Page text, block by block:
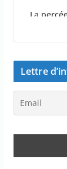
La
hectares
jeudi, 23
Les
Lettre